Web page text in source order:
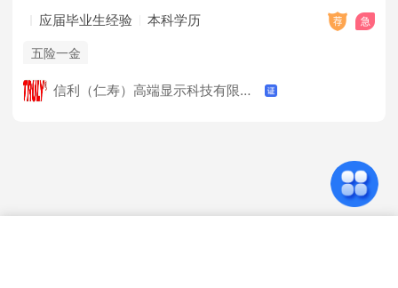
应届毕业生经验 本科学历
五险一金
信利（仁寿）高端显示科技有限公司